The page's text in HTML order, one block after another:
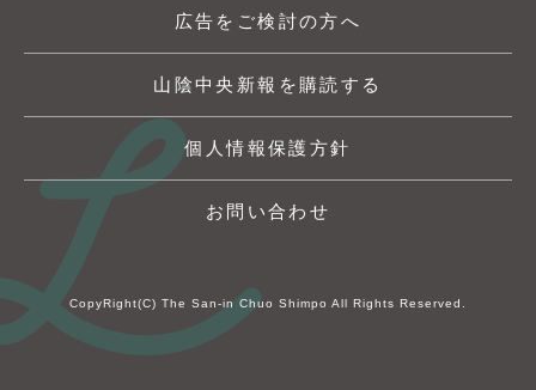
広告をご検討の方へ
山陰中央新報を購読する
個人情報保護方針
お問い合わせ
CopyRight(C) The San-in Chuo Shimpo All Rights Reserved.